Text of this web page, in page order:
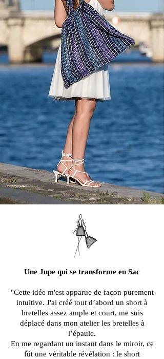
Une Jupe qui se transforme en Sac
"Cette idée m'est apparue de façon purement
intuitive. J'ai créé tout d’abord un short à
bretelles assez ample et court, me suis
déplacé dans mon atelier les bretelles à
l’épaule.
En me regardant un instant dans le miroir, ce
fût une véritable révélation : le short